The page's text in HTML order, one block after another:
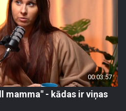
00:03:57
mamma" - kādas ir viņas